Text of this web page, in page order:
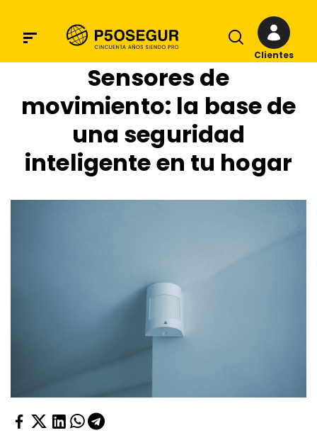
Clientes
Sensores de
movimiento: la base de
una seguridad
inteligente en tu hogar